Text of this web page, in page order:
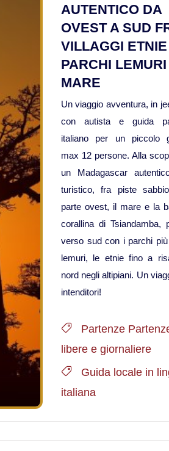
AUTENTICO DA
OVEST A SUD
VILLAGGI ETNIE
PARCHI LEMURI
MARE
Un viaggio avventura, in
con autista e guida
italiano per un piccolo
max 12 persone. Alla
un Madagascar
turistico, fra piste
parte ovest, il mare e la
corallina di Tsiandamba,
verso sud con i parchi
lemuri, le etnie fino a
nord negli altipiani. Un
intenditori!
Partenze
libere e giornaliere
Guida locale in
italiana